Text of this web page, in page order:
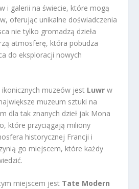
i galerii na świecie, które mogą
oferując unikalne doświadczenia
nie tylko gromadzą dzieła
atmosferę, która pobudza
do eksploracji nowych
ikonicznych muzeów jest Luwr w
muzeum sztuki na
dla tak znanych dzieł jak Mona
które przyciągają miliony
historycznej Francji i
go miejscem, które każdy
miejscem jest Tate Modern